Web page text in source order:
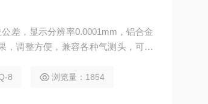
差，显示分辨率0.0001mm，铝合金
，调整方便，兼容各种气测头，可选
8 浏览量：1854